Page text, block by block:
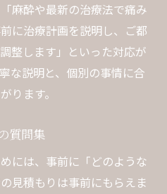
麻酔や最新の治療法で痛み
に治療計画を説明し、ご都
整します」といった対応が
な説明と、個別の事情に合
ります。
質問集
には、事前に「どのような
見積もりは事前にもらえま